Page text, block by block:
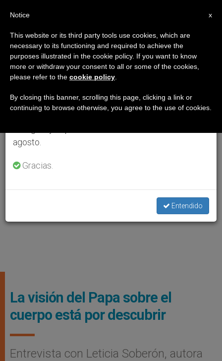
La visión del Papa sobre el
cuerpo está por descubrir
Entrevista con Leticia Soberón, autora
×
Aviso importante
Del 27 de julio al 7 de agosto haremos la pausa
anual, aprovechando que en el periodo de verano
se generan menos informaciones y también el
agosto.
Gracias.
Entendido
x
Notice
This website or its third party tools use cookies, which are
necessary to its functioning and required to achieve the
purposes illustrated in the cookie policy. If you want to know
more or withdraw your consent to all or some of the cookies,
please refer to the cookie policy
By closing this banner, scrolling this page, clicking a link or
continuing to browse otherwise, you agree to the use of cookies.